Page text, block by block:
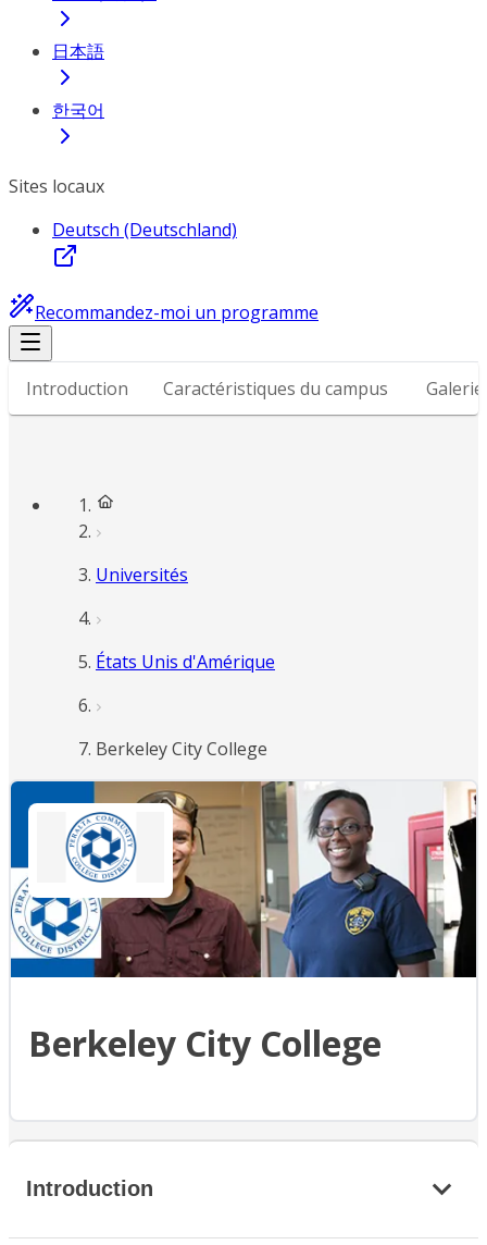
日本語
한국어
Sites locaux
Deutsch (Deutschland)
Recommandez-moi un programme
Introduction Caractéristiques du campus Galerie
Universités
États Unis d'Amérique
Berkeley City College
Berkeley City College
Introduction